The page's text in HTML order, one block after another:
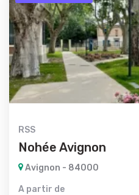
RSS
Nohée Avignon
Avignon - 84000
A partir de